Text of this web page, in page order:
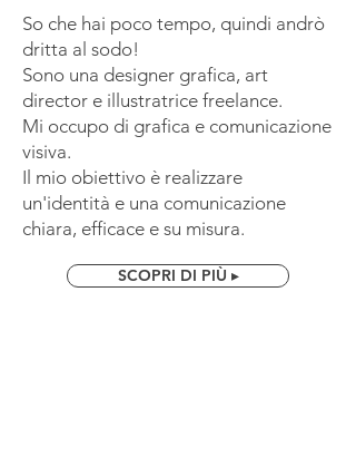
So che hai poco tempo, quindi andrò
dritta al sodo!
Sono una designer grafica, art
director e illustratrice freelance.
Mi occupo di grafica e comunicazione
visiva.
Il mio obiettivo è realizzare
un'identità e una comunicazione
chiara, efficace e su misura.
SCOPRI DI PIÙ ▸